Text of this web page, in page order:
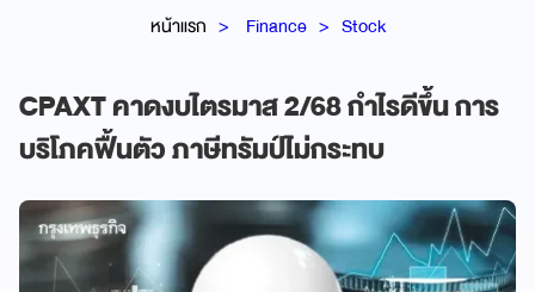
หน้าแรก Finance Stock
CPAXT คาดงบไตรมาส 2/68 กำไรดีขึ้น การ
บริโภคฟื้นตัว ภาษีทรัมป์ไม่กระทบ